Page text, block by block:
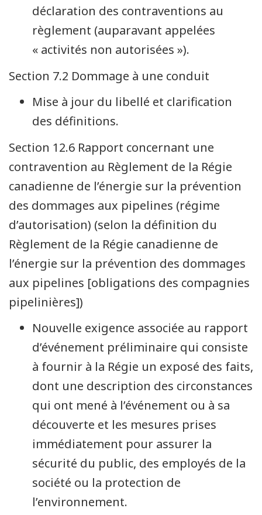
déclaration des contraventions au
règlement (auparavant appelées
« activités non autorisées »).
Section 7.2 Dommage à une conduit
Mise à jour du libellé et clarification
des définitions.
Section 12.6 Rapport concernant une
contravention au Règlement de la Régie
canadienne de l’énergie sur la prévention
des dommages aux pipelines (régime
d’autorisation) (selon la définition du
Règlement de la Régie canadienne de
l’énergie sur la prévention des dommages
aux pipelines [obligations des compagnies
pipelinières])
Nouvelle exigence associée au rapport
d’événement préliminaire qui consiste
à fournir à la Régie un exposé des faits,
dont une description des circonstances
qui ont mené à l’événement ou à sa
découverte et les mesures prises
immédiatement pour assurer la
sécurité du public, des employés de la
société ou la protection de
l’environnement.